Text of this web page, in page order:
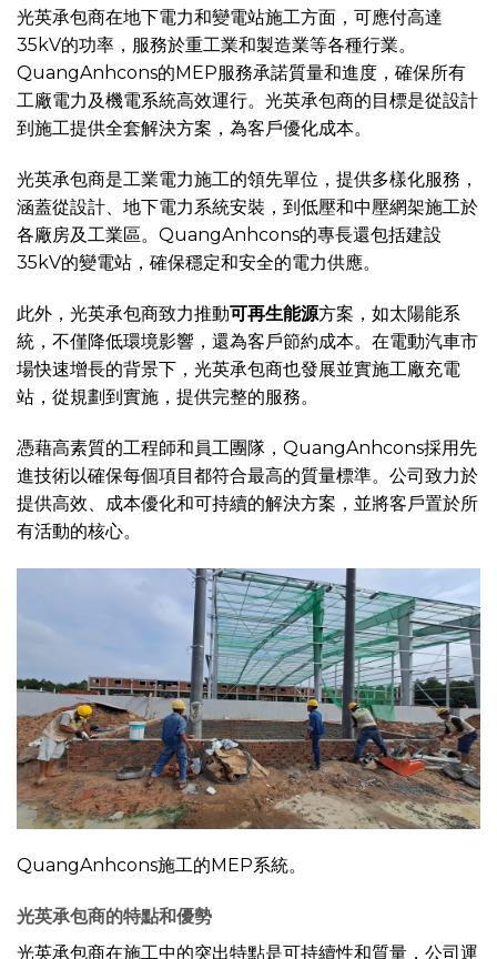
光英承包商在地下電力和變電站施工方面，可應付高達
35kV的功率，服務於重工業和製造業等各種行業。
QuangAnhcons的MEP服務承諾質量和進度，確保所有
工廠電力及機電系統高效運行。光英承包商的目標是從設計
到施工提供全套解決方案，為客戶優化成本。
光英承包商是工業電力施工的領先單位，提供多樣化服務，
涵蓋從設計、地下電力系統安裝，到低壓和中壓網架施工於
各廠房及工業區。QuangAnhcons的專長還包括建設
35kV的變電站，確保穩定和安全的電力供應。
此外，光英承包商致力推動可再生能源方案，如太陽能系
統，不僅降低環境影響，還為客戶節約成本。在電動汽車市
場快速增長的背景下，光英承包商也發展並實施工廠充電
站，從規劃到實施，提供完整的服務。
憑藉高素質的工程師和員工團隊，QuangAnhcons採用先
進技術以確保每個項目都符合最高的質量標準。公司致力於
提供高效、成本優化和可持續的解決方案，並將客戶置於所
有活動的核心。
QuangAnhcons施工的MEP系統。
光英承包商的特點和優勢
光英承包商在施工中的突出特點是可持續性和質量，公司運